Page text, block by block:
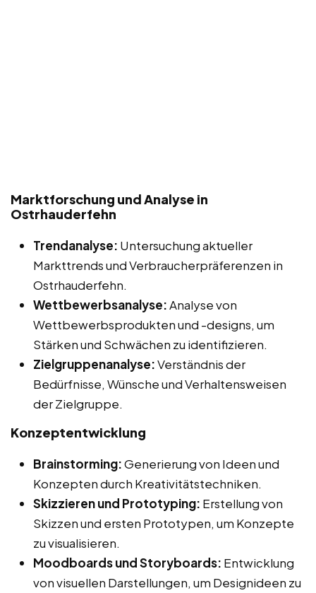
Marktforschung und Analyse in
Ostrhauderfehn
Trendanalyse: Untersuchung aktueller
Markttrends und Verbraucherpräferenzen in
Ostrhauderfehn.
Wettbewerbsanalyse:Analyse von
Wettbewerbsprodukten und -designs, um
Stärken und Schwächen zu identifizieren.
Zielgruppenanalyse:Verständnis der
Bedürfnisse, Wünsche und Verhaltensweisen
der Zielgruppe.
Konzeptentwicklung
Brainstorming:Generierung von Ideen und
Konzepten durch Kreativitätstechniken.
Skizzieren und Prototyping: Erstellung von
Skizzen und ersten Prototypen, um Konzepte
zu visualisieren.
Moodboards und Storyboards: Entwicklung
von visuellen Darstellungen, um Designideen zu